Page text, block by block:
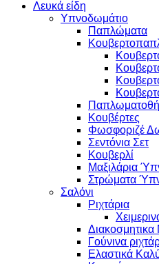
Λευκά είδη
Υπνοδωμάτιο
Παπλώματα
Κουβέρτες
Φωσφοριζέ
Σεντόνια Σετ
Κουβερλί
Μαξιλάρια
Στρώματα
Σαλόνι
Ριχτάρια
Διακοσμητικα
Γούνινα
Ελαστικά